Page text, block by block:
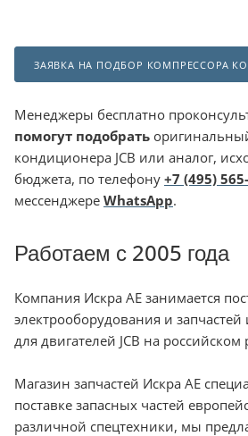
ЗАЯВКА НА ПОДБОР КОМПРЕССОРА
Менеджеры бесплатно
помогут подобрать
кондиционера JCB или аналог,
бюджета, по телефону +7 (495)
мессенджере WhatsApp.
Работаем с 2005 года
Компания Искра АЕ занимается
электрооборудования и
для двигателей JCB на
Магазин запчастей Искра АЕ
поставке запасных частей
различной спецтехники, мы